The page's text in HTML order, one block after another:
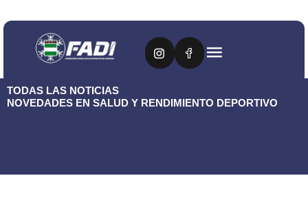
TODAS LAS NOTICIAS
NOVEDADES EN SALUD Y RENDIMIENTO DEPORTIVO